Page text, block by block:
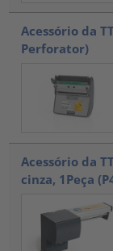
Acessório da
Perforator)
Acessório da
cinza, 1Peça